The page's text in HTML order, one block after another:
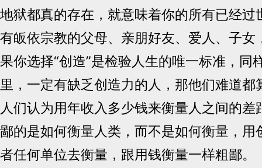
地狱都真的存在，就意味着你的所有已经过
有皈依宗教的父母、亲朋好友、爱人、子女
果你选择“创造”是检验人生的唯一标准，同
里，一定有缺乏创造力的人，那他们难道都
人们认为用年收入多少钱来衡量人之间的差
鄙的是如何衡量人类，而不是如何衡量，用
者任何单位去衡量，跟用钱衡量一样粗鄙。